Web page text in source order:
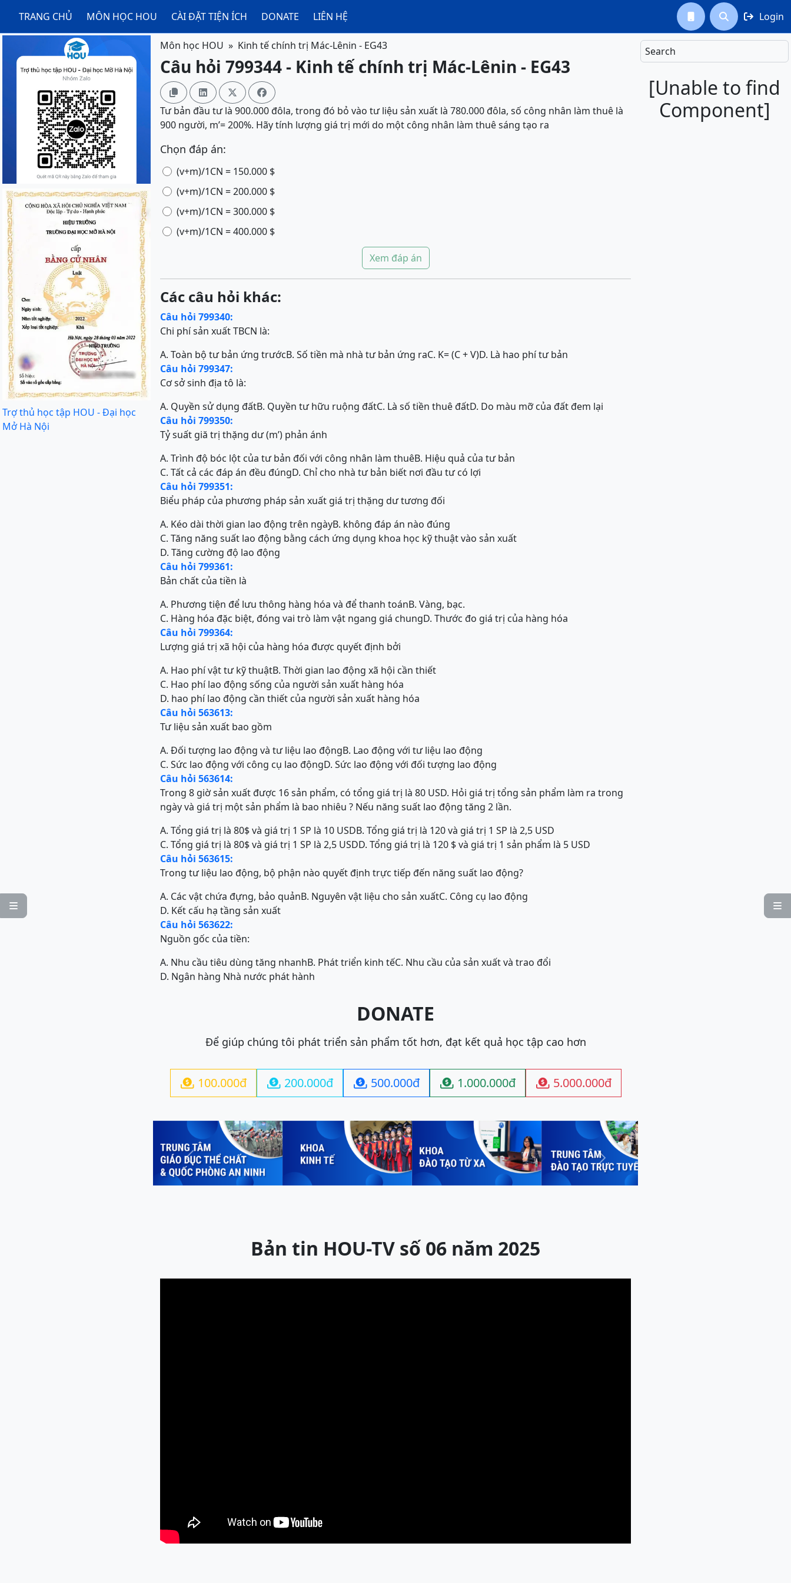
TRANG CHỦ MÔN HỌC HOU CÀI ĐẶT TIỆN ÍCH DONATE LIÊN HỆ   Login

Search
[Unable to find
Component]

Trợ thủ học tập HOU - Đại học
Mở Hà Nội
Môn học HOU Kinh tế chính trị Mác-Lênin - EG43
Câu hỏi 799344 - Kinh tế chính trị Mác-Lênin - EG43
   
Tư bản đầu tư là 900.000 đôla, trong đó bỏ vào tư liệu sản xuất là 780.000 đôla, số công nhân làm thuê là
900 người, m’= 200%. Hãy tính lượng giá trị mới do một công nhân làm thuê sáng tạo ra
Chọn đáp án:
(v+m)/1CN = 150.000 $
(v+m)/1CN = 200.000 $
(v+m)/1CN = 300.000 $
(v+m)/1CN = 400.000 $
Xem đáp án
Các câu hỏi khác:
Câu hỏi 799340:
Chi phí sản xuất TBCN là:
A. Toàn bộ tư bản ứng trướcB. Số tiền mà nhà tư bản ứng raC. K= (C + V)D. Là hao phí tư bản
Câu hỏi 799347:
Cơ sở sinh địa tô là:
A. Quyền sử dụng đấtB. Quyền tư hữu ruộng đấtC. Là số tiền thuê đấtD. Do màu mỡ của đất đem lại
Câu hỏi 799350:
Tỷ suất giă trị thặng dư (m’) phản ánh
A. Trình độ bóc lột của tư bản đối với công nhân làm thuêB. Hiệu quả của tư bản
C. Tất cả các đáp án đều đúngD. Chỉ cho nhà tư bản biết nơi đầu tư có lợi
Câu hỏi 799351:
Biểu pháp của phương pháp sản xuất giá trị thặng dư tương đối
A. Kéo dài thời gian lao động trên ngàyB. không đáp án nào đúng
C. Tăng năng suất lao động bằng cách ứng dụng khoa học kỹ thuật vào sản xuất
D. Tăng cường độ lao động
Câu hỏi 799361:
Bản chất của tiền là
A. Phương tiện để lưu thông hàng hóa và để thanh toánB. Vàng, bạc.
C. Hàng hóa đặc biệt, đóng vai trò làm vật ngang giá chungD. Thước đo giá trị của hàng hóa
Câu hỏi 799364:
Lượng giá trị xã hội của hàng hóa được quyết định bởi
A. Hao phí vật tư kỹ thuậtB. Thời gian lao động xã hội cần thiết
C. Hao phí lao động sống của người sản xuất hàng hóa
D. hao phí lao động cần thiết của người sản xuất hàng hóa
Câu hỏi 563613:
Tư liệu sản xuất bao gồm
A. Đối tượng lao động và tư liệu lao độngB. Lao động với tư liệu lao động
C. Sức lao động với công cụ lao độngD. Sức lao động với đối tượng lao động
Câu hỏi 563614:
Trong 8 giờ sản xuất được 16 sản phẩm, có tổng giá trị là 80 USD. Hỏi giá trị tổng sản phẩm làm ra trong
ngày và giá trị một sản phẩm là bao nhiêu ? Nếu năng suất lao động tăng 2 lần.
A. Tổng giá trị là 80$ và giá trị 1 SP là 10 USDB. Tổng giá trị là 120 và giá trị 1 SP là 2,5 USD
C. Tổng giá trị là 80$ và giá trị 1 SP là 2,5 USDD. Tổng giá trị là 120 $và giá trị 1 sản phẩm là 5 USD
Câu hỏi 563615:
Trong tư liệu lao động, bộ phận nào quyết định trực tiếp đến năng suất lao động?
A. Các vật chứa đựng, bảo quảnB. Nguyên vật liệu cho sản xuấtC. Công cụ lao động
D. Kết cấu hạ tầng sản xuất
Câu hỏi 563622:
Nguồn gốc của tiền:
A. Nhu cầu tiêu dùng tăng nhanhB. Phát triển kinh tếC. Nhu cầu của sản xuất và trao đổi
D. Ngân hàng Nhà nước phát hành
DONATE
Để giúp chúng tôi phát triển sản phẩm tốt hơn, đạt kết quả học tập cao hơn
 100.000đ  200.000đ  500.000đ  1.000.000đ  5.000.000đ
Previous Next
Bản tin HOU-TV số 06 năm 2025